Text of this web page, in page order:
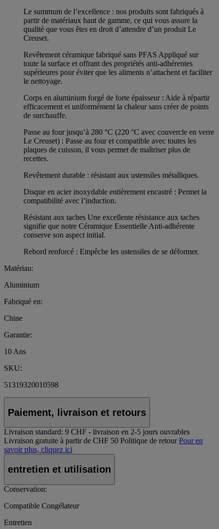
Le summum de l’excellence : nos produits sont fabriqués à
partir de matériaux haut de gamme, ce qui vous assure la
qualité que vous êtes en droit d’attendre d’un produit Le
Creuset.
Revêtement céramique fabriqué sans PFAS Appliqué sur
toute la surface et offrant des propriétés anti-adhérentes
supérieures pour éviter que les aliments n’attachent et faciliter
le nettoyage.
Corps en aluminium forgé de forte épaisseur : Aide à répartir
efficacement et uniformément la chaleur sans créer de points
de surchauffe.
Passe au four jusqu’à 280 °C (220 °C avec couvercle en verre
Le Creuset) : Passe au four et compatible avec toutes les
plaques de cuisson, il vous permet de maîtriser plus de
recettes.
Revêtement durable : résistant aux ustensiles métalliques.
Disque en acier inoxydable entièrement encastré : Permet la
compatibilité avec l’induction.
Résistant aux taches Une excellente résistance aux taches
signifie que notre Céramique Essentielle Anti-adhérente
conserve son aspect initial.
Rebord renforcé : Empêche les ustensiles de se déformer.
Matériau:
Aluminium
Fabriqué en:
Chine
Garantie:
10 Ans
SKU:
51319320010598
Paiement, livraison et retours
Livraison standard: 9 CHF - livraison en 2-5 jours ouvrables
Livraison gratuite à partir de CHF 50 Politique de retour Pour en
savoir plus, cliquez ici
entretien et utilisation
Conservation:
Compatible Congélateur
Entretien